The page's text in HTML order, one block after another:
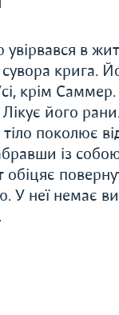
увірвався в
крига.
крім Саммер.
його
поколює
із
обіцяє
У неї немає